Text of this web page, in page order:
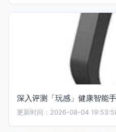
深入评测「玩感」健康智能
更新时间：2026-08-04